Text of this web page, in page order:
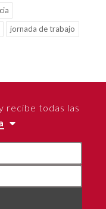
jornada de trabajo
recibe todas las